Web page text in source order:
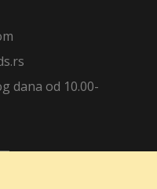
dana od 10.00-